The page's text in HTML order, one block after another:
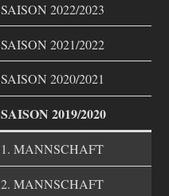
SAISON 2022/2023
SAISON 2021/2022
SAISON 2020/2021
SAISON 2019/2020
1. MANNSCHAFT
2. MANNSCHAFT